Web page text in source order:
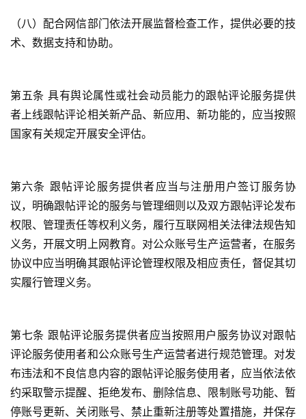
资
讯
八
点
高
僧
访
谈
（八）配合网信部门依法开展监督检查工作，提供必要的技
术、数据支持和协助。
第五条 具有舆论属性或社会动员能力的跟帖评论服务提供
者上线跟帖评论相关新产品、新应用、新功能的，应当按照
国家有关规定开展安全评估。
第六条 跟帖评论服务提供者应当与注册用户签订服务协
议，明确跟帖评论的服务与管理细则以及双方跟帖评论发布
权限、管理责任等权利义务，履行互联网相关法律法规告知
义务，开展文明上网教育。对公众账号生产运营者，在服务
协议中应当明确其跟帖评论管理权限及相应责任，督促其切
实履行管理义务。
第七条 跟帖评论服务提供者应当按照用户服务协议对跟帖
评论服务使用者和公众账号生产运营者进行规范管理。对发
布违法和不良信息内容的跟帖评论服务使用者，应当依法依
约采取警示提醒、拒绝发布、删除信息、限制账号功能、暂
停账号更新、关闭账号、禁止重新注册等处置措施，并保存